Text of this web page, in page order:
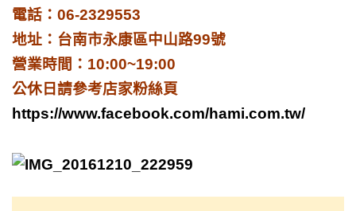
電話：06-2329553
地址：台南市永康區中山路99號
營業時間：10:00~19:00
公休日請參考店家粉絲頁
https://www.facebook.com/hami.com.tw/